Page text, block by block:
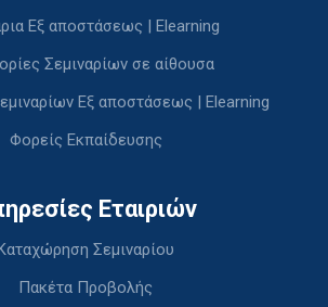
Εξ αποστάσεως | Elearning
Σεμιναρίων σε αίθουσα
Εξ αποστάσεως | Elearning
Φορείς Εκπαίδευσης
Εταιριών
Σεμιναρίου
Πακέτα Προβολής